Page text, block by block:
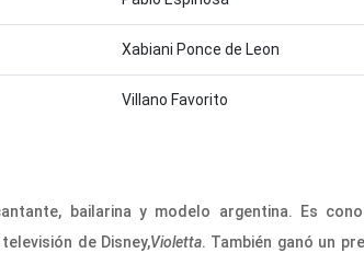
Xabiani Ponce de Leon
Villano Favorito
bailarina y modelo argentina. Es
de Disney,Violetta. También ganó un